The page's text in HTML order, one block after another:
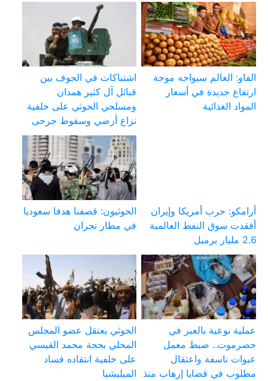
الفاو: العالم سيواجه موجة
ارتفاع جديدة في أسعار
المواد الغذائية
اشتباكات في الجوف بين
قبائل آل كثير همدان
ومسلحي الحوثي على خلفية
نزاع أرضي وسقوط جرحى
أرامكو: حرب أمريكا وإيران
أفقدت سوق النفط العالمية
2.6 مليار برميل
الحوثيون: قصفنا هدفا سعوديا
في مطار نجران
عملية نوعية بالعبر في
حضرموت.. ضبط معمل
عبوات ناسفة واعتقال
مطلوب في قضايا إرهاب منذ
الحوثي يعتقل عضو المجلس
المحلي بحجة محمد القيسي
على خلفية انتقاده فساد
الميليشيا